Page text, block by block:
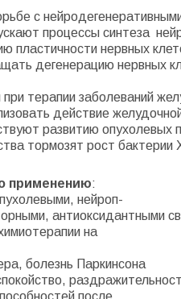
с
процессы синтеза
пластичности нервных
дегенерацию нервных
терапии заболеваний
действие
развитию опухолевых
тормозят рост бактерии
применению:
нейроп-
антиоксидантными
на
болезнь Паркинсона
после